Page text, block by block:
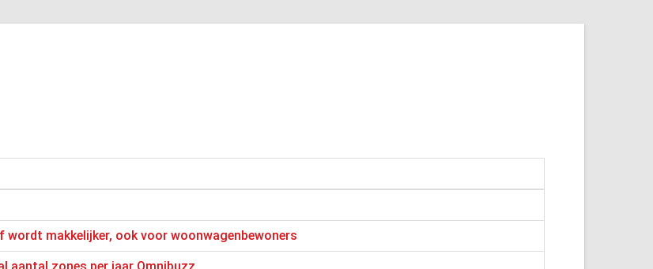
wordt makkelijker, ook voor woonwagenbewoners